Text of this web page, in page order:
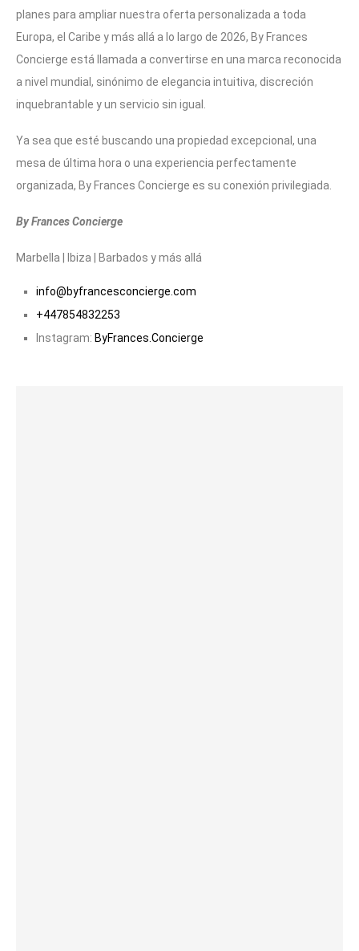
planes para ampliar nuestra oferta personalizada a toda
Europa, el Caribe y más allá a lo largo de 2026, By Frances
Concierge está llamada a convertirse en una marca reconocida
a nivel mundial, sinónimo de elegancia intuitiva, discreción
inquebrantable y un servicio sin igual.
Ya sea que esté buscando una propiedad excepcional, una
mesa de última hora o una experiencia perfectamente
organizada, By Frances Concierge es su conexión privilegiada.
By Frances Concierge
Marbella | Ibiza | Barbados y más allá
info@byfrancesconcierge.com
+447854832253
Instagram: ByFrances.Concierge